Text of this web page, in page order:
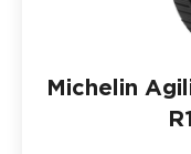
Michelin